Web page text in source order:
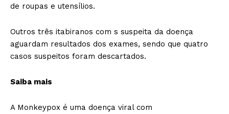
de roupas e utensílios.
Outros três itabiranos com s suspeita da doença
aguardam resultados dos exames, sendo que quatro
casos suspeitos foram descartados.
Saiba mais
A Monkeypox é uma doença viral com